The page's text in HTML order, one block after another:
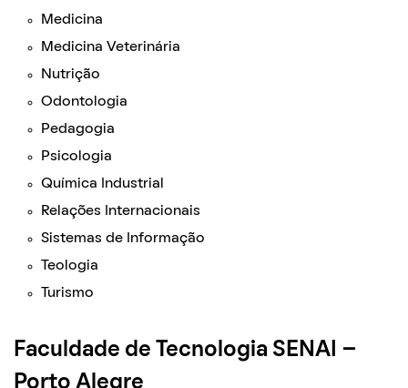
Medicina
Medicina Veterinária
Nutrição
Odontologia
Pedagogia
Psicologia
Química Industrial
Relações Internacionais
Sistemas de Informação
Teologia
Turismo
Faculdade de Tecnologia SENAI –
Porto Alegre